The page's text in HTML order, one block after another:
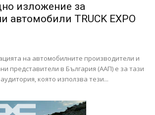
изложение за
автомобили TRUCK EXPO
на автомобилните производители и
представители в България (ААП) е за тази
която използва тези...